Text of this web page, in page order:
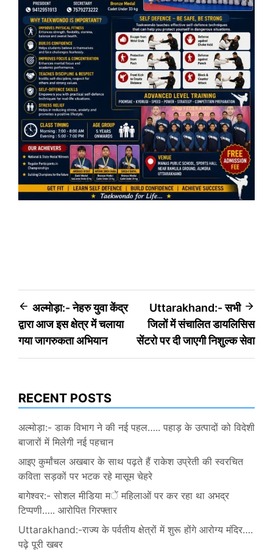
Post
navigation
अल्मोड़ा:- नेहरु युवा केंद्र
द्वारा आज इस क्षेत्र में चलाया
गया जागरुकता अभियान
Uttarakhand:- सभी
जिलों में संचालित डायलिसिस
सेंटरो पर दी जाएगी निशुल्क सेवा
RECENT POSTS
अल्मोड़ा:- डाक विभाग ने की नई पहल….. पहाड़ के उत्पादों को विदेशी
बाजारों में मिलेगी नई पहचान
आइए कुर्मांचल अखबार के साथ पढ़ते हैं राकेश उप्रेती की स्वरचित
कविता सड़कों पर भटक रहे मासूम चेहरे
बागेश्वर:- सोशल मीडिया में महिलाओं पर कर रहा था अभद्र
टिप्पणी….. आरोपित गिरफ्तार
Uttarakhand:-राज्य के पर्वतीय क्षेत्रों में शुरू होंगे आरोग्य मंदिर….
पढ़े पूरी खबर